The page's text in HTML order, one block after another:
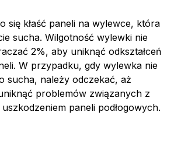
się kłaść paneli na wylewce, która
sucha. Wilgotność wylewki nie
2%, aby uniknąć odkształceń
W przypadku, gdy wylewka nie
sucha, należy odczekać, aż
problemów związanych z
paneli podłogowych.